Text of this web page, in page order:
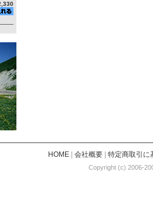
HOME| 会社概要| 特定商取引に
Copyright (c) 2006-